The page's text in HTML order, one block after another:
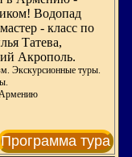
Водопад
- класс по
Татева,
Акрополь.
Экскурсионные туры.
Программа тура